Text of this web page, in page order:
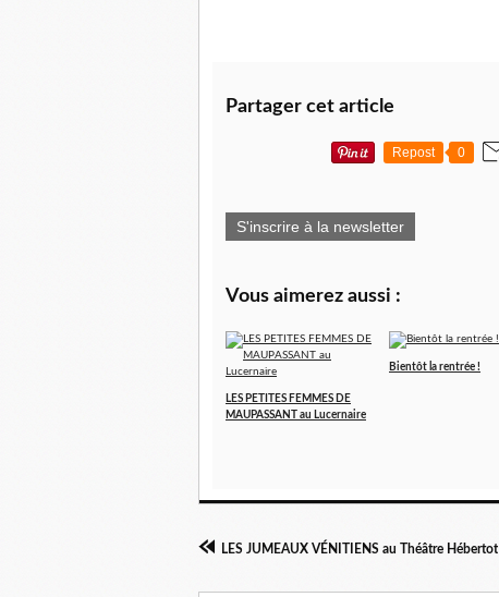
Partager cet article
Repost 0
S'inscrire à la newsletter
Vous aimerez aussi :
LES PETITES FEMMES DE
MAUPASSANT au Lucernaire
Bientôt la rentrée !
LES JUMEAUX VÉNITIENS au Théâtre Hébertot